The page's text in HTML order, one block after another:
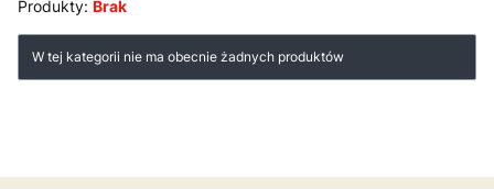
Produkty: Brak
Lista produktów
W tej kategorii nie ma obecnie żadnych produktów